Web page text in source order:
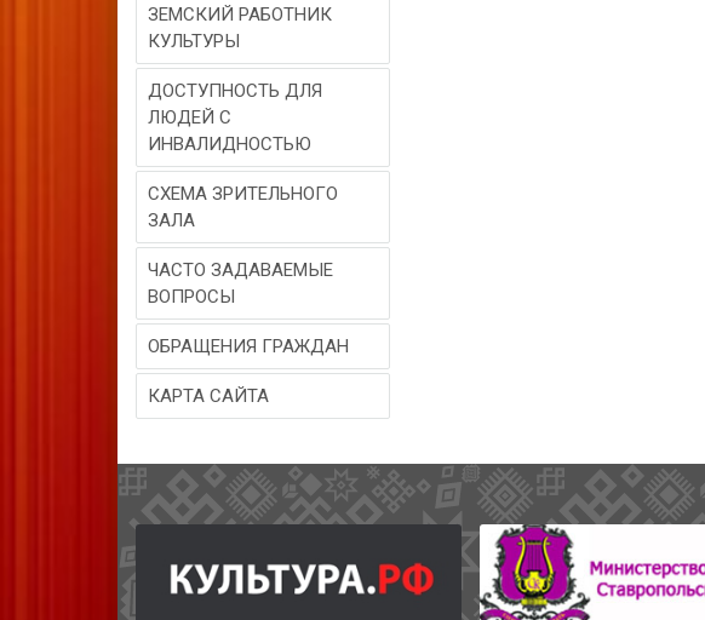
ЗЕМСКИЙ РАБОТНИК
КУЛЬТУРЫ
ДОСТУПНОСТЬ ДЛЯ
ЛЮДЕЙ С
ИНВАЛИДНОСТЬЮ
СХЕМА ЗРИТЕЛЬНОГО
ЗАЛА
ЧАСТО ЗАДАВАЕМЫЕ
ВОПРОСЫ
ОБРАЩЕНИЯ ГРАЖДАН
КАРТА САЙТА